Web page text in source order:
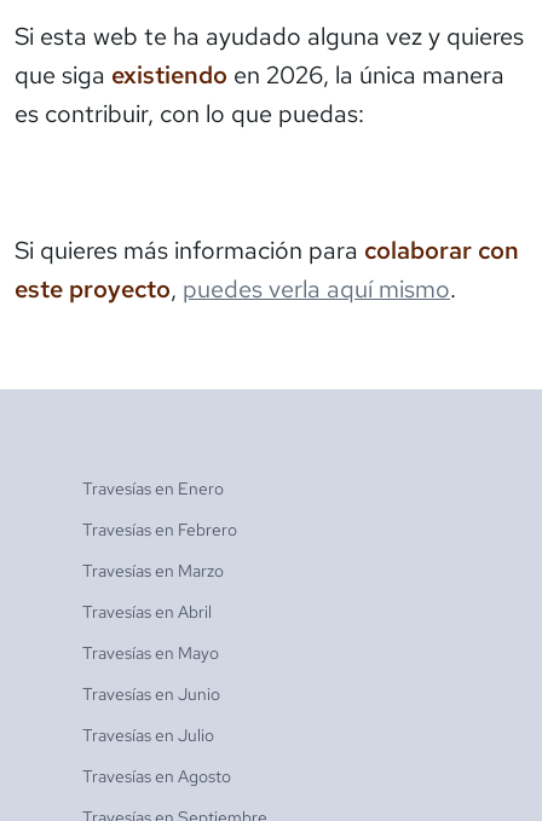
Si esta web te ha ayudado alguna vez y quieres
que siga existiendo en 2026, la única manera
es contribuir, con lo que puedas:
Si quieres más información para colaborar con
este proyecto, puedes verla aquí mismo.
Travesías en Enero
Travesías en Febrero
Travesías en Marzo
Travesías en Abril
Travesías en Mayo
Travesías en Junio
Travesías en Julio
Travesías en Agosto